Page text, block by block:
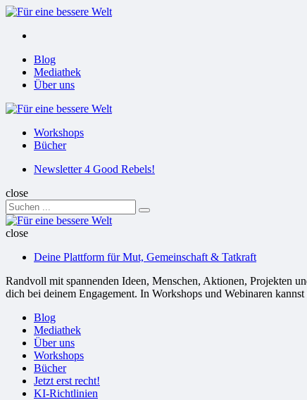
Menu
Menu
Blog
Mediathek
Über uns
Für
Workshops
Bücher
SuchenNewsletter 4 Good Rebels!
close
Search
for:
Suchen
Für
Welt
close
Deine Plattform für Mut, Gemeinschaft & Tatkraft
Randvoll mit spannenden Ideen, Menschen, Aktionen, Projekten
dich bei deinem Engagement. In Workshops und Webinaren
Blog
Mediathek
Über uns
Workshops
Bücher
Jetzt erst recht!
KI-Richtlinien